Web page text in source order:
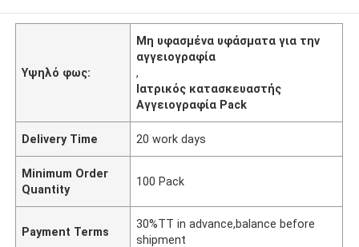
Υψηλό φως:
Μη υφασμένα υφάσματα για την
αγγειογραφία
,
Ιατρικός κατασκευαστής
Αγγειογραφία Pack
Delivery Time 20 work days
Minimum Order
Quantity
100 Pack
Payment Terms
30%TT in advance,balance before
shipment